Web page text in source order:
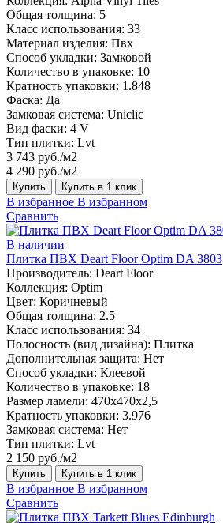
Общая толщина: 5
Класс использования: 33
Материал изделия: Пвх
Способ укладки: Замковой
Количество в упаковке: 10
Кратность упаковки: 1.848
Фаска: Да
Замковая система: Uniclic
Вид фаски: 4 V
Тип плитки: Lvt
3 743 руб./м2
4 290 руб./м2
Купить Купить в 1 клик
В избранное В избранном
Сравнить
В наличии
Плитка ПВХ Deart Floor Optim DA 3803
Производитель: Deart Floor
Коллекция: Optim
Цвет: Коричневый
Общая толщина: 2.5
Класс использования: 34
Полосность (вид дизайна): Плитка
Дополнительная защита: Нет
Способ укладки: Клеевой
Количество в упаковке: 18
Размер ламели: 470х470х2,5
Кратность упаковки: 3.976
Замковая система: Нет
Тип плитки: Lvt
2 150 руб./м2
Купить Купить в 1 клик
В избранное В избранном
Сравнить